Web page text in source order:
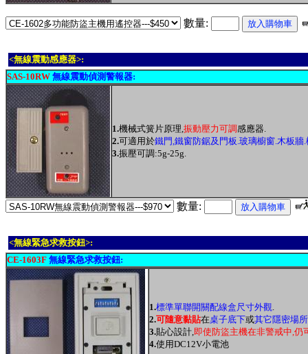
數量:
<無線震動感應器>:
SAS-10RW 無線震動偵測警報器:
1.機械式簧片原理,振動壓力可調感應器.
2.可適用於鐵門,鐵窗防鋸及門板.玻璃櫥窗.木板牆
3.振壓可調:5g-25g.
數量:
<無線緊急求救按鈕>:
CE-1603F 無線緊急求救按鈕:
1.標準單聯開關配線盒尺寸外觀.
2.可隨意黏貼在桌子底下或其它隱密場
3.貼心設計,即使防盜主機在非警戒中,仍
4.使用DC12V小電池